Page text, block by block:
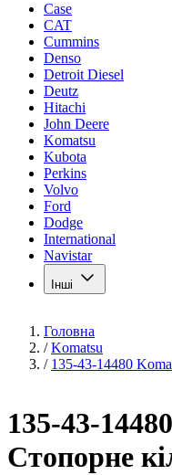
Case
CAT
Cummins
Denso
Detroit Diesel
Deutz
Hitachi
John Deere
Komatsu
Kubota
Perkins
Volvo
Ford
Dodge
International
Navistar
Інші
Головна
/ Komatsu
/ 135-43-14480
135-43-
Стопорне